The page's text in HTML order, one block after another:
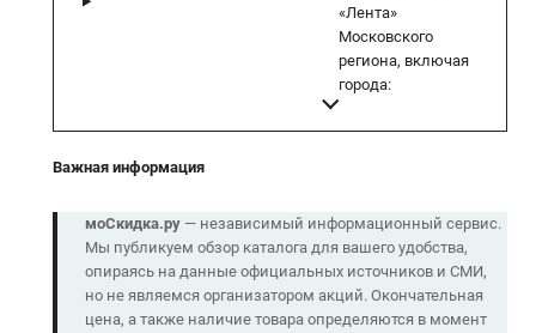
«Лента»
Московского
региона, включая
города:
Важная информация
моСкидка.ру— независимый информационный сервис.
Мы публикуем обзор каталога для вашего удобства,
опираясь на данные официальных источников и СМИ,
но не являемся организатором акций. Окончательная
цена, а также наличие товара определяются в момент